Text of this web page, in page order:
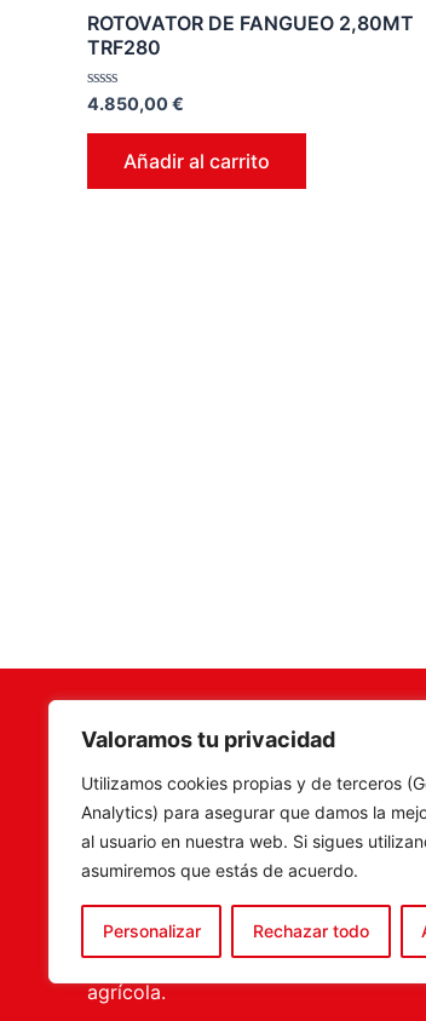
Valoramos tu privacidad
Utilizamos cookies propias y de terceros
Analytics) para asegurar que damos la
al usuario en nuestra web. Si sigues
asumiremos que estás de acuerdo.
Personalizar Rechazar todo
ROTOVATOR DE FANGUEO 2,80MT
TRF280
Valorado
0
4.850,00€
Añadir al carrito
Terramar Agrosoluciones
especialistas en venta de
maquinaria, recambios y
accesorios agrícolas, con una
amplia experiencia en el sector.
tenemos la solución más
completa para el porfesional
agrícola.